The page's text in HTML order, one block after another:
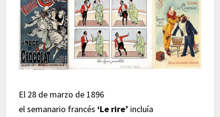
El 28 de marzo de 1896
el semanario francés ‘Le rire’ incluía